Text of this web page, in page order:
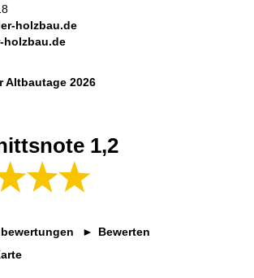
holzbau.de
holzbau.de
Altbautage 2026
1,2
Bewerten